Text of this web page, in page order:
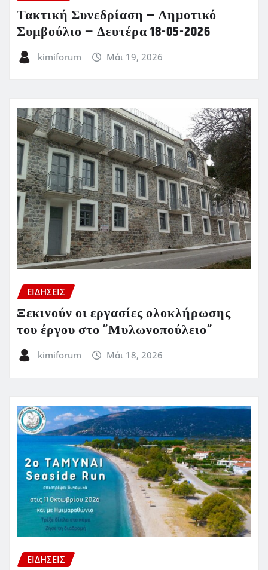
Τακτική Συνεδρίαση – Δημοτικό
Συμβούλιο – Δευτέρα 18-05-2026
kimiforum Μάι 19, 2026
ΕΙΔΗΣΕΙΣ
Ξεκινούν οι εργασίες ολοκλήρωσης
του έργου στο ”Μυλωνοπούλειο”
kimiforum Μάι 18, 2026
ΕΙΔΗΣΕΙΣ